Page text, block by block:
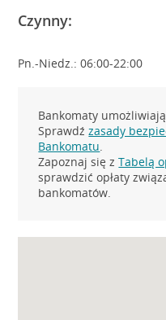
Czynny:
Pn.-Niedz.: 06:00-22:00
Bankomaty
Sprawdźzasady
Bankomatu.
Zapoznaj się zTabelą
sprawdzić opłaty
bankomatów.